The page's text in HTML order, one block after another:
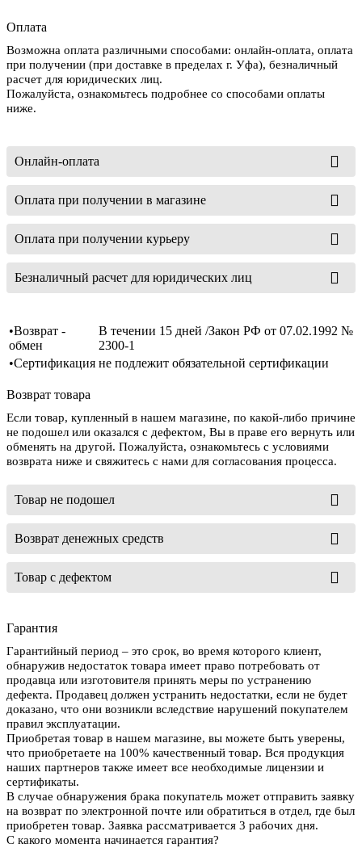
Оплата
Возможна оплата различными способами: онлайн-оплата, оплата
при получении (при доставке в пределах г. Уфа), безналичный
расчет для юридических лиц.
Пожалуйста, ознакомьтесь подробнее со способами оплаты
ниже.
Онлайн-оплата
Оплата при получении в магазине
Оплата при получении курьеру
Безналичный расчет для юридических лиц
•Возврат -
обмен
В течении 15 дней /Закон РФ от 07.02.1992 №
2300-1
•Сертификация не подлежит обязательной сертификации
Возврат товара
Если товар, купленный в нашем магазине, по какой-либо причине
не подошел или оказался с дефектом, Вы в праве его вернуть или
обменять на другой. Пожалуйста, ознакомьтесь с условиями
возврата ниже и свяжитесь с нами для согласования процесса.
Товар не подошел
Возврат денежных средств
Товар с дефектом
Гарантия
Гарантийный период – это срок, во время которого клиент,
обнаружив недостаток товара имеет право потребовать от
продавца или изготовителя принять меры по устранению
дефекта. Продавец должен устранить недостатки, если не будет
доказано, что они возникли вследствие нарушений покупателем
правил эксплуатации.
Приобретая товар в нашем магазине, вы можете быть уверены,
что приобретаете на 100% качественный товар. Вся продукция
наших партнеров также имеет все необходимые лицензии и
сертификаты.
В случае обнаружения брака покупатель может отправить заявку
на возврат по электронной почте или обратиться в отдел, где был
приобретен товар. Заявка рассматривается 3 рабочих дня.
С какого момента начинается гарантия?